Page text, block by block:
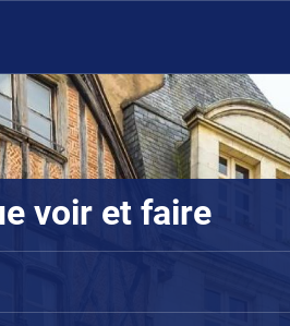
voir et faire